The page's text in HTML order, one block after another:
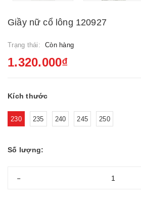
Giầy nữ cổ lông 120927
Trạng thái: Còn hàng
1.320.000₫
Kích thước
230 235 240 245 250
Số lượng:
-